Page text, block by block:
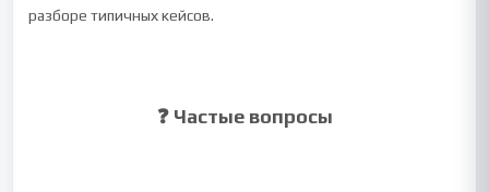
разборе типичных кейсов.
❓ Частые вопросы